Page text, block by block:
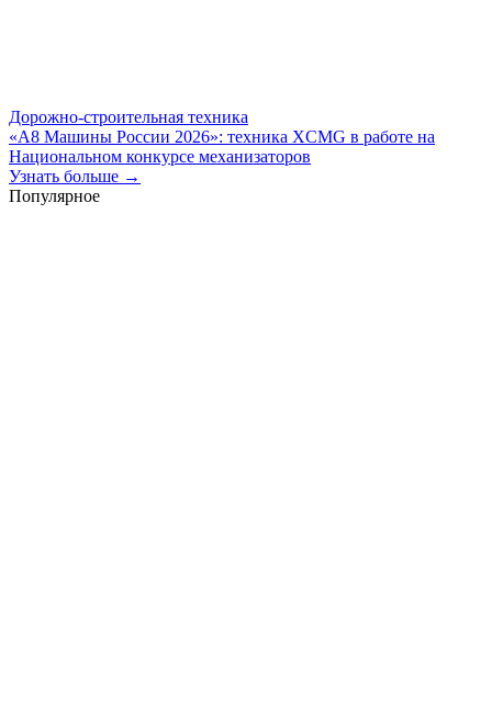
Дорожно-строительная техника
«А8 Машины России 2026»: техника XCMG в работе на
Национальном конкурсе механизаторов
Узнать больше →
Популярное